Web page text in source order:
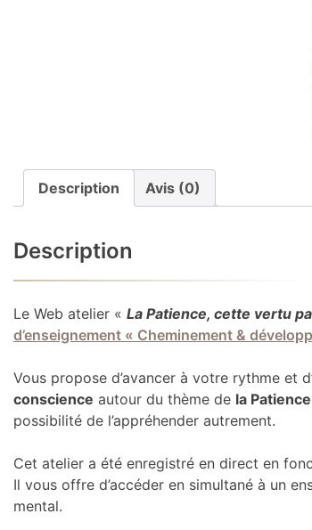
Description Avis (0)
Description
Le Web atelier « La Patience, cette vertu
d’enseignement « Cheminement &
Vous propose d’avancer à votre rythme et
conscience autour du thème de la Patience
possibilité de l’appréhender autrement.
Cet atelier a été enregistré en direct en
Il vous offre d’accéder en simultané à un
mental.